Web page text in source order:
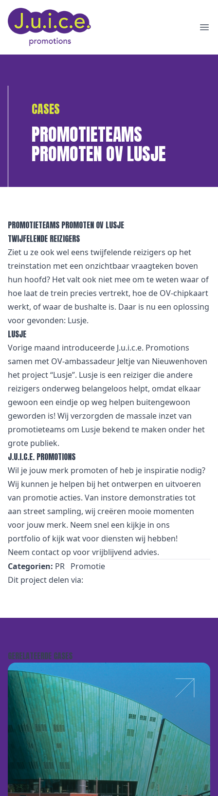
CASES
PROMOTIETEAMS
PROMOTEN OV LUSJE
PROMOTIETEAMS PROMOTEN OV LUSJE
TWIJFELENDE REIZIGERS
Ziet u ze ook wel eens twijfelende reizigers op het
treinstation met een onzichtbaar vraagteken boven
hun hoofd? Het valt ook niet mee om te weten waar of
hoe laat de trein precies vertrekt, hoe de OV-chipkaart
werkt, of waar de bushalte is. Daar is nu een oplossing
voor gevonden: Lusje.
LUSJE
Vorige maand introduceerde J.u.i.c.e. Promotions
samen met OV-ambassadeur Jeltje van Nieuwenhoven
het project “Lusje”. Lusje is een reiziger die andere
reizigers onderweg belangeloos helpt, omdat elkaar
gewoon een eindje op weg helpen buitengewoon
geworden is! Wij verzorgden de massale inzet van
promotieteams om Lusje bekend te maken onder het
grote publiek.
J.U.I.C.E. PROMOTIONS
Wil je jouw merk promoten of heb je inspiratie nodig?
Wij kunnen je helpen bij het ontwerpen en uitvoeren
van promotie acties. Van instore demonstraties tot
aan street sampling, wij creëren mooie momenten
voor jouw merk. Neem snel een kijkje in ons
portfolio of kijk wat voor diensten wij hebben!
Neem contact op voor vrijblijvend advies.
Categorien: PR Promotie
Dit project delen via:
GERELATEERDE CASES